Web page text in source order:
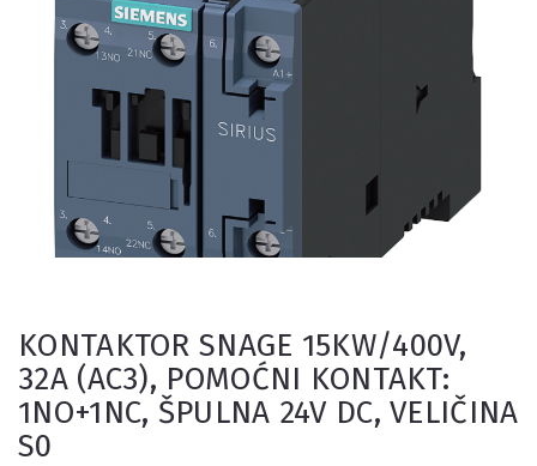
KONTAKTOR SNAGE 15KW/400V,
32A (AC3), POMOĆNI KONTAKT:
1NO+1NC, ŠPULNA 24V DC, VELIČINA
S0